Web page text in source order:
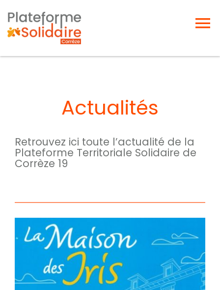
au
contenu
Offres d’emplois
Contactez-nous
Connexion
Actualités
Retrouvez ici toute l’actualité de la
Plateforme Territoriale Solidaire de
Corrèze 19